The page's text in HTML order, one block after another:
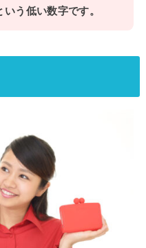
いう低い数字です。